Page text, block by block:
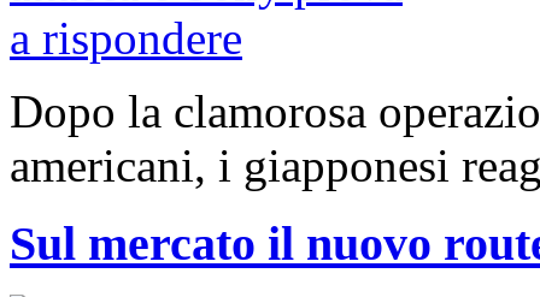
Dopo la clamorosa
americani, i giapponesi
Sul mercato il nuovo